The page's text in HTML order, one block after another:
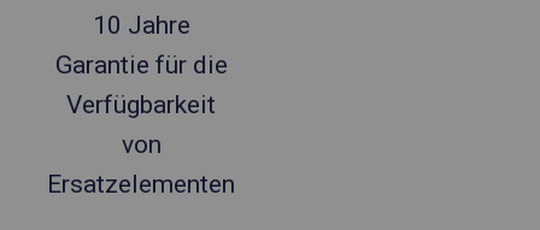
10 Jahre
Garantie für die
Verfügbarkeit
von
Ersatzelementen